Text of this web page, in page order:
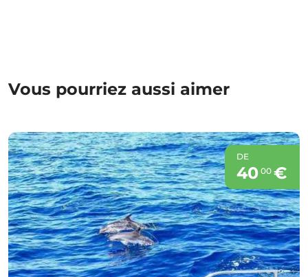
Vous pourriez aussi aimer
DE
40 00€